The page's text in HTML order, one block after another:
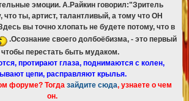
эмоции. А.Райкин говорил:"Зритель
что ты, артист, талантливый, а тому что ОН
вы точно хлопать не будете потому, что в
.Осознание своего долбоёбизма, - это первый
чтобы перестать быть мудаком.
протирают глаза, поднимаются с колен,
цепи, расправляют крылья.
форуме? Тогда зайдите сюда, узнаете о чем
он.